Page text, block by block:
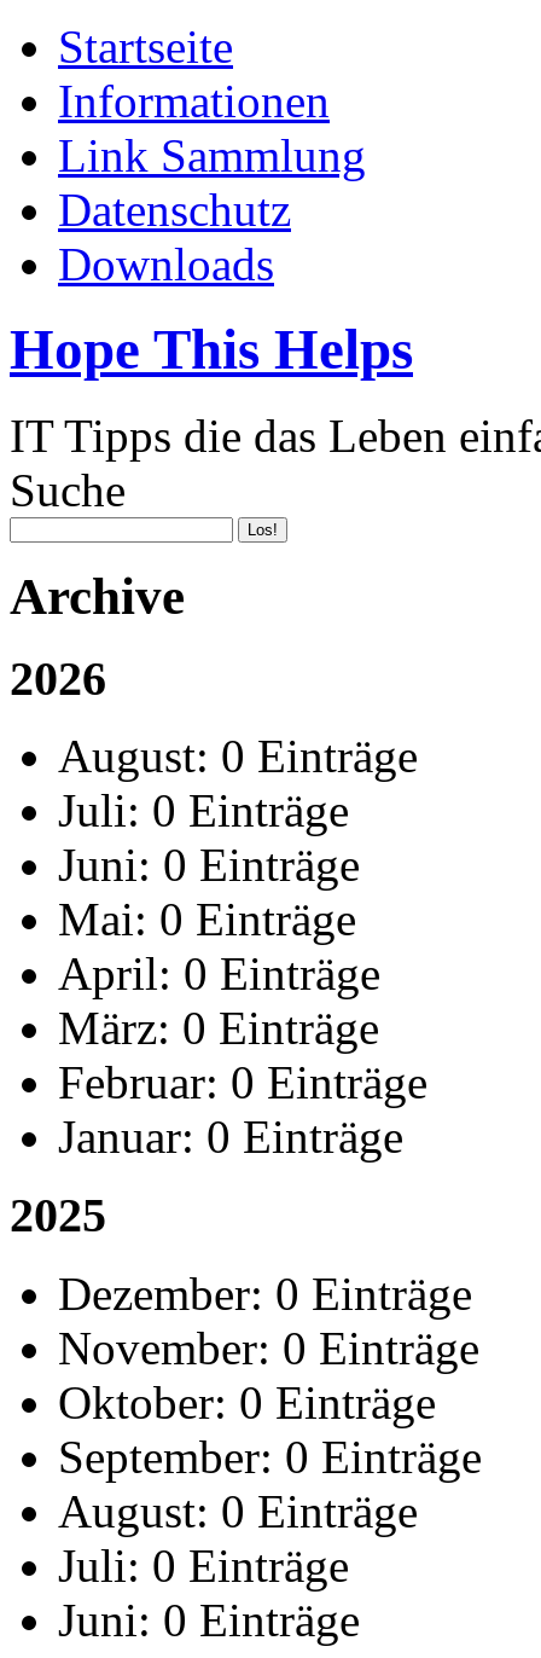
Startseite
Informationen
Link Sammlung
Datenschutz
Downloads
Hope This Helps
IT Tipps die das Leben
Suche
Archive
2026
August: 0 Einträge
Juli: 0 Einträge
Juni: 0 Einträge
Mai: 0 Einträge
April: 0 Einträge
März: 0 Einträge
Februar: 0 Einträge
Januar: 0 Einträge
2025
Dezember: 0 Einträge
November: 0 Einträge
Oktober: 0 Einträge
September: 0 Einträge
August: 0 Einträge
Juli: 0 Einträge
Juni: 0 Einträge